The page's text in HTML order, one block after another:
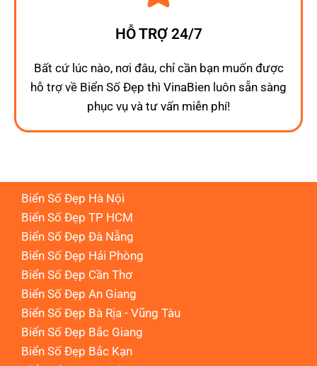
HỖ TRỢ 24/7
Bất cứ lúc nào, nơi đâu, chỉ cần bạn muốn được
hỗ trợ về Biển Số Đẹp thì VinaBien luôn sẵn sàng
phục vụ và tư vấn miễn phí!
Biển Số Đẹp Hà Nội
Biển Số Đẹp TP HCM
Biển Số Đẹp Đà Nẵng
Biển Số Đẹp Hải Phòng
Biển Số Đẹp Cần Thơ
Biển Số Đẹp An Giang
Biển Số Đẹp Bà Rịa - Vũng Tàu
Biển Số Đẹp Bắc Giang
Biển Số Đẹp Bắc Kạn